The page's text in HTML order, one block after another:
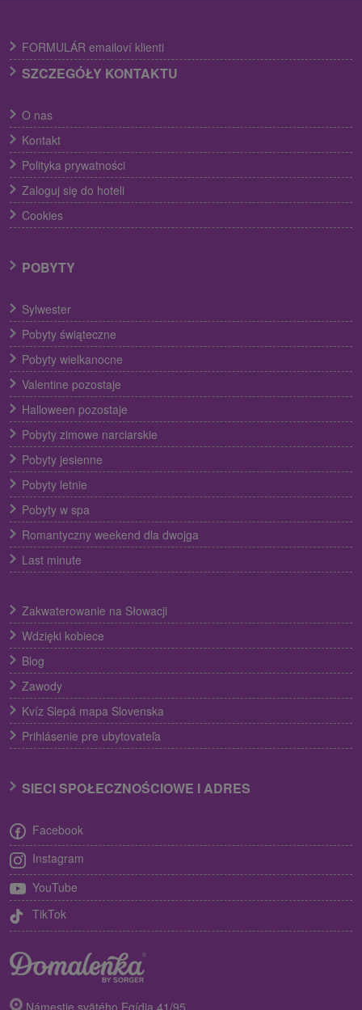
FORMULÁR emailoví klienti
SZCZEGÓŁY KONTAKTU
O nas
Kontakt
Polityka prywatności
Zaloguj się do hoteli
Cookies
POBYTY
Sylwester
Pobyty świąteczne
Pobyty wielkanocne
Valentine pozostaje
Halloween pozostaje
Pobyty zimowe narciarskie
Pobyty jesienne
Pobyty letnie
Pobyty w spa
Romantyczny weekend dla dwojga
Last minute
Zakwaterowanie na Słowacji
Wdzięki kobiece
Blog
Zawody
Kvíz Slepá mapa Slovenska
Prihlásenie pre ubytovateľa
SIECI SPOŁECZNOŚCIOWE I ADRES
Facebook
Instagram
YouTube
TikTok
Námestie svätého Egídia 41/95